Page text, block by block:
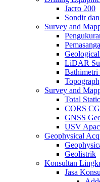
Jacro 200
Sondir
Survey and
LiDAR
Bathimetri
Survey and
Total
CORS
GNSS
USV
Geophysical
Geolistrik
Konsultan
Jasa